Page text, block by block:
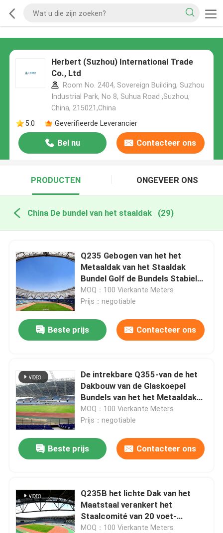
Herbert (Suzhou) International Trade
Co., Ltd
Room No. 2404, Sovereign Building, Suzhou
Industrial Park, No 8, Suhua Road ,Suzhou,
China, 215021,China
5.0
Geverifieerde Leverancier
Bel nu Contacteer ons
PRODUCTEN ONGEVEER ONS
China De bundel van het staaldak (29)
Q235 Gebogen van het het
Metaaldak van het Staaldak
Bundel Golf de Bundels Stabiele
Groen
MOQ：100 Vierkante Meters
Prijs：negotiable
Beste prijs Contacteer ons
De intrekbare Q355-van de het
Dakbouw van de Glaskoepel
Bundels van het het Metaaldak
Zilver Gebogen
MOQ：100 Vierkante Meters
Prijs：negotiable
Beste prijs Contacteer ons
Q235B het lichte Dak van het
Maatstaal verankert het
Staalcomité van 20 voet-
Metaalbundels Dak
MOQ：100 Vierkante Meters